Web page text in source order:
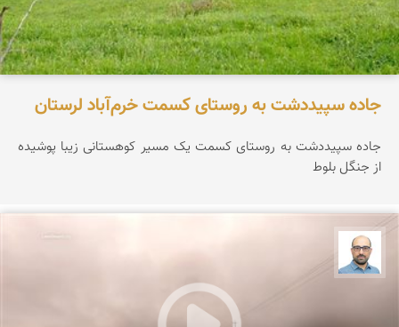
جاده سپیددشت به روستای کسمت خرم‌آباد لرستان
جاده سپیددشت به روستای کسمت یک مسیر کوهستانی زیبا پوشیده
از جنگل بلوط